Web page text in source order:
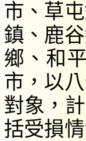
市、草
鎮、鹿
鄉、和
市，以
對象，
括受損